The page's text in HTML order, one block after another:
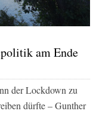
am Ende
der Lockdown zu
dürfte – Gunther